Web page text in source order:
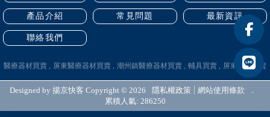
產品介紹 常見問題 最新資訊
聯絡我們
醫療器材買賣 屏東醫療器材買賣 潮州鎮醫療器材買賣 輔具買賣 屏東輔具買賣
Designed by 揚京快客 Copyright © 2026 隱私權政策 網站使用條款
..
累積人氣: 286250